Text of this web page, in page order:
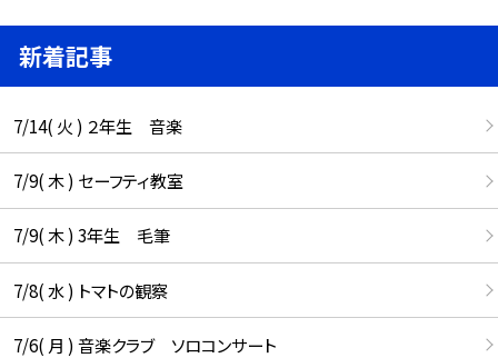
新着記事
7/14( 火 ) ２年生 音楽
7/9( 木 ) セーフティ教室
7/9( 木 ) 3年生 毛筆
7/8( 水 ) トマトの観察
7/6( 月 ) 音楽クラブ ソロコンサート